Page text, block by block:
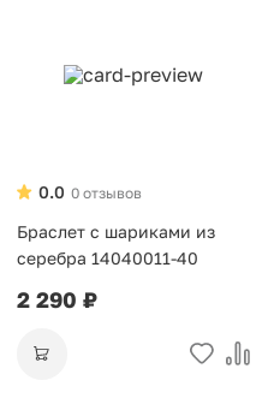
0 отзывов
0.0
Браслет с шариками из
серебра 14040011-40
2 290 ₽